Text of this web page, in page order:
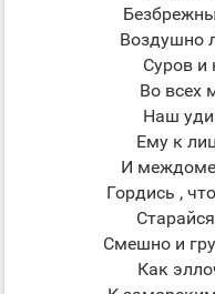
Воздушно
Суров и
Во всех
Наш
Ему к
И
Гордись ,
Смешно и
Как